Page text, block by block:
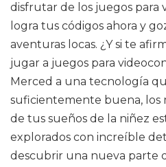
disfrutar de los juegos para
logra tus códigos ahora y
aventuras locas. ¿Y si te
jugar a juegos para
Merced a una tecnología
suficientemente buena, los
de tus sueños de la niñez
explorados con increíble
descubrir una nueva parte